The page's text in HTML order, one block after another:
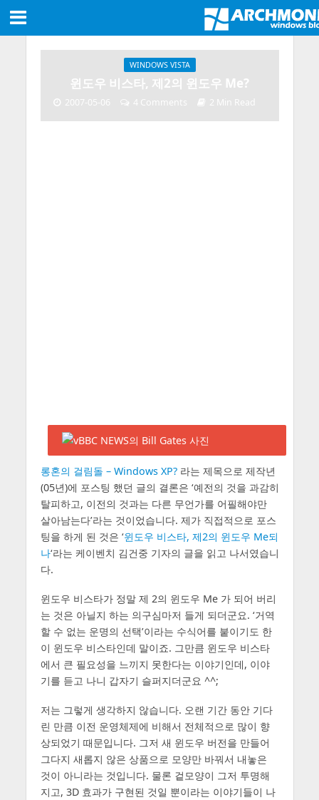
WINDOWS VISTA
윈도우 비스타, 제2의 윈도우 Me?
2007-05-06 4 Comments 2 Min Read
롱혼의 걸림돌 – Windows XP?라는 제목으로 제작년
(05년)에 포스팅 했던 글의 결론은 ‘예전의 것을 과감히
탈피하고, 이전의 것과는 다른 무언가를 어필해야만
살아남는다’라는 것이었습니다. 제가 직접적으로 포스
팅을 하게 된 것은 ‘윈도우 비스타, 제2의 윈도우 Me되
나‘라는 케이벤치 김건중 기자의 글을 읽고 나서였습니
다.
윈도우 비스타가 정말 제 2의 윈도우 Me 가 되어 버리
는 것은 아닐지 하는 의구심마저 들게 되더군요. ‘거역
할 수 없는 운명의 선택’이라는 수식어를 붙이기도 한
이 윈도우 비스타인데 말이죠. 그만큼 윈도우 비스타
에서 큰 필요성을 느끼지 못한다는 이야기인데, 이야
기를 듣고 나니 갑자기 슬퍼지더군요 ^^;
저는 그렇게 생각하지 않습니다. 오랜 기간 동안 기다
린 만큼 이전 운영체제에 비해서 전체적으로 많이 향
상되었기 때문입니다. 그저 새 윈도우 버전을 만들어
그다지 새롭지 않은 상품으로 모양만 바꿔서 내놓은
것이 아니라는 것입니다. 물론 겉모양이 그저 투명해
지고, 3D 효과가 구현된 것일 뿐이라는 이야기들이 나